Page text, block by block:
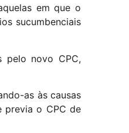
em que o
sucumbenciais
pelo novo CPC,
as às causas
previa o CPC de